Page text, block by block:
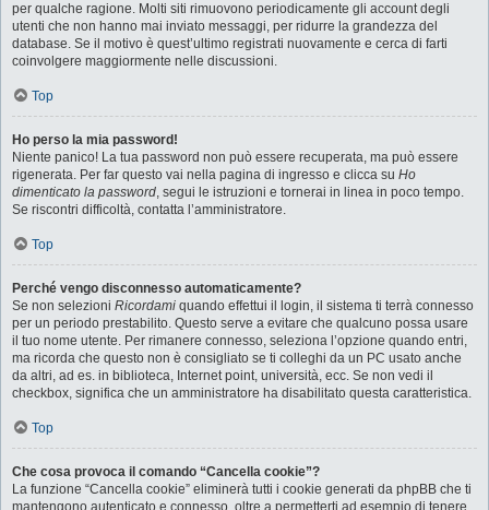
per qualche ragione. Molti siti rimuovono periodicamente gli account degli
utenti che non hanno mai inviato messaggi, per ridurre la grandezza del
database. Se il motivo è quest’ultimo registrati nuovamente e cerca di farti
coinvolgere maggiormente nelle discussioni.
Top
Ho perso la mia password!
Niente panico! La tua password non può essere recuperata, ma può essere
rigenerata. Per far questo vai nella pagina di ingresso e clicca su Ho
dimenticato la password, segui le istruzioni e tornerai in linea in poco tempo.
Se riscontri difficoltà, contatta l’amministratore.
Top
Perché vengo disconnesso automaticamente?
Se non selezioni Ricordami quando effettui il login, il sistema ti terrà connesso
per un periodo prestabilito. Questo serve a evitare che qualcuno possa usare
il tuo nome utente. Per rimanere connesso, seleziona l’opzione quando entri,
ma ricorda che questo non è consigliato se ti colleghi da un PC usato anche
da altri, ad es. in biblioteca, Internet point, università, ecc. Se non vedi il
checkbox, significa che un amministratore ha disabilitato questa caratteristica.
Top
Che cosa provoca il comando “Cancella cookie”?
La funzione “Cancella cookie” eliminerà tutti i cookie generati da phpBB che ti
mantengono autenticato e connesso, oltre a permetterti ad esempio di tenere